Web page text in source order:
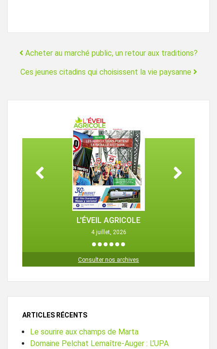
Navigation
Acheter au marché public, un retour aux traditions?
Ces jeunes citadins qui choisissent la vie paysanne
L'ÉVEIL AGRICOLE
4 juillet, 2026
1 2 3 4 5
Consulter nos archives
ARTICLES RÉCENTS
Le sourire aux champs de Marta
Domaine Pelchat Lemaître-Auger : L’UPA